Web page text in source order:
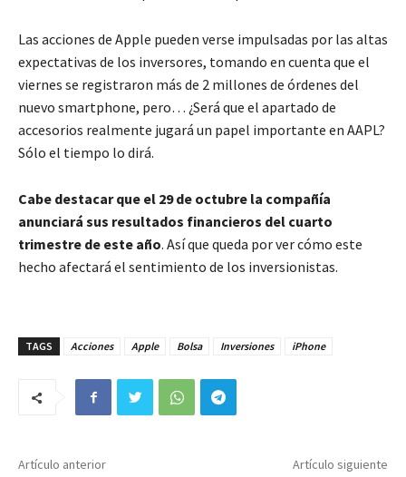
Las acciones de Apple pueden verse impulsadas por las altas
expectativas de los inversores, tomando en cuenta que el
viernes se registraron más de 2 millones de órdenes del
nuevo smartphone, pero… ¿Será que el apartado de
accesorios realmente jugará un papel importante en AAPL?
Sólo el tiempo lo dirá.
Cabe destacar que el 29 de octubre la compañía
anunciará sus resultados financieros del cuarto
trimestre de este año. Así que queda por ver cómo este
hecho afectará el sentimiento de los inversionistas.
TAGS Acciones Apple Bolsa Inversiones iPhone
Artículo anterior Artículo siguiente